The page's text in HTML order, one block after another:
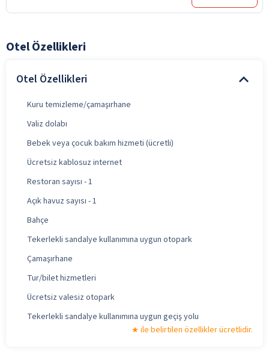
Otel Özellikleri
Otel Özellikleri
Kuru temizleme/çamaşırhane
Valiz dolabı
Bebek veya çocuk bakım hizmeti (ücretli)
Ücretsiz kablosuz internet
Restoran sayısı - 1
Açık havuz sayısı - 1
Bahçe
Tekerlekli sandalye kullanımına uygun otopark
Çamaşırhane
Tur/bilet hizmetleri
Ücretsiz valesiz otopark
Tekerlekli sandalye kullanımına uygun geçiş yolu
ile belirtilen özellikler ücretlidir.